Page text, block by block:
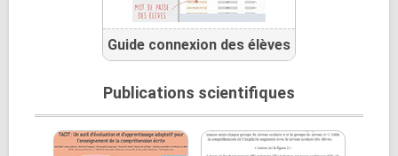
Guide connexion des élèves
Publications scientifiques